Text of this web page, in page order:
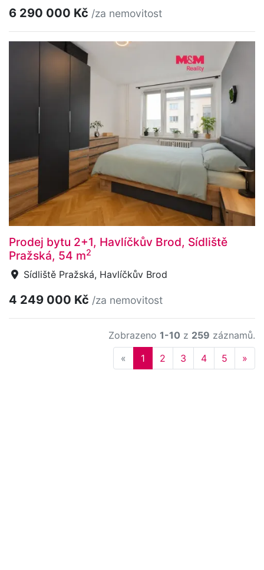
6 290 000 Kč /za nemovitost
Prodej bytu 2+1, Havlíčkův Brod, Sídliště
Pražská, 54 m2
Sídliště Pražská, Havlíčkův Brod
4 249 000 Kč /za nemovitost
Zobrazeno 1-10 z 259 záznamů.
« Previous
1 2 3 4 5 »